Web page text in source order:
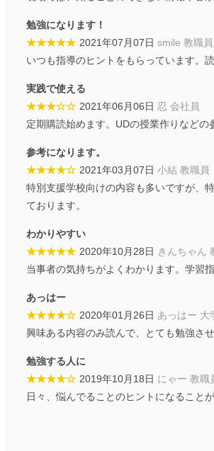
情報システムの使用に伴う漏
メール等により個人デー
当社は、内部監査及びマネジ
の状態を維持します。
貴殿の個人情報及び当社の個
適切、かつ迅速に対応させて
TEL：0570-200-223
FAX：03-5459-7073
e-mail：cs@fujisan.co.jp
株式会社富士山マガジンサービ
代表取締役会長 西野 伸一郎
個人情報の取扱いについて
１．個人情報保護管理者
勉強になります！
★★★★★ 2021年07月07日 smile 教職員
いつも指導のヒントをもらっています。
実践で使える
★★★☆☆ 2021年06月06日 忍 会社員
定期購読始めます。UDの授業作りなどの
参考になります。
★★★★☆ 2021年03月07日 小結 教職員
特別支援学校向けの内容も多いですが、
ております。
わかりやすい
★★★★★ 2020年10月28日 きんちゃん
当事者の気持ちがよくわかります。学習
あっはー
★★★★☆ 2020年01月26日 あっはー 大
興味ある内容のみ読んで、とても勉強さ
勉強する人に
★★★★☆ 2019年10月18日 にゃー 教職
日々、悩んでることのヒントになること